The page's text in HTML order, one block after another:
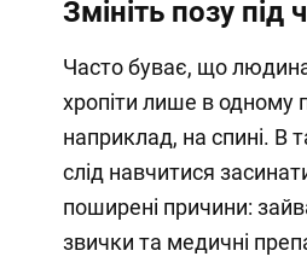
Змініть позу під
Часто буває, що
хропіти лише в одному
наприклад, на спині. В
слід навчитися
поширені причини:
звички та медичні